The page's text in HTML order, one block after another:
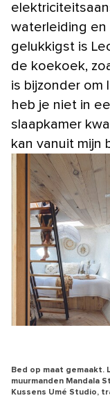
waterleiding en
gelukkigst is
de koekoek,
is bijzonder om
heb je niet in
slaapkamer
kan vanuit mijn
Bed op maat gemaakt.
muurmanden Mandala
Kussens Umé Studio,